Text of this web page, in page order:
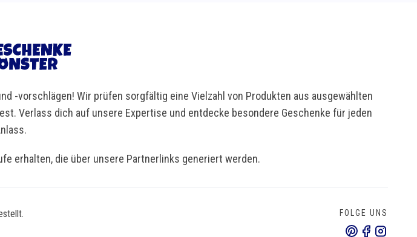
-vorschlägen! Wir prüfen sorgfältig eine Vielzahl von Produkten aus ausgewählten
Verlass dich auf unsere Expertise und entdecke besondere Geschenke für jeden
erhalten, die über unsere Partnerlinks generiert werden.
FOLGE UNS